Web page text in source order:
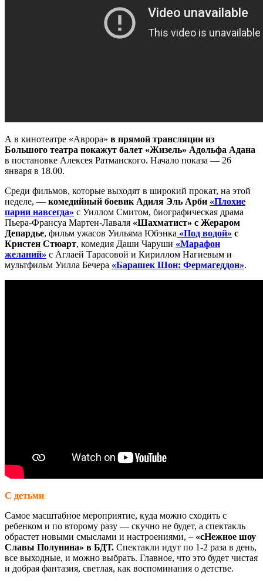
А в кинотеатре «Аврора» в прямой трансляции из
Большого театра покажут балет «Жизель» Адольфа Адана
в постановке Алексея Ратманского. Начало показа — 26
января в 18.00.
Среди фильмов, которые выходят в широкий прокат, на этой
неделе, — комедийный боевик Адиля Эль Арби «Плохие
парни навсегда» с Уиллом Смитом, биографическая драма
Пьера-Франсуа Мартен-Лаваля «Шахматист» с Жераром
Депардье, фильм ужасов Уильяма Юбэнка «Под водой» с
Кристен Стюарт, комедия Даши Чаруши «Марафон
желаний» с Аглаей Тарасовой и Кириллом Нагиевым и
мультфильм Уилла Бечера «Барашек Шон: Фермагеддон».
С детьми
Самое масштабное мероприятие, куда можно сходить с
ребенком и по второму разу — скучно не будет, а спектакль
обрастет новыми смыслами и настроениями, – «сНежное шоу
Славы Полунина» в БДТ. Спектакли идут по 1-2 раза в день,
все выходные, и можно выбрать. Главное, что это будет чистая
и добрая фантазия, светлая, как воспоминания о детстве.